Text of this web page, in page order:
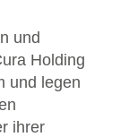
und
Holding
und legen
ihrer